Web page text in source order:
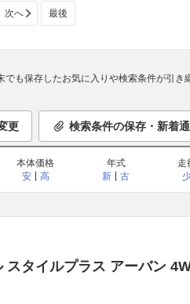
次へ 最後
も保存したお気に入りや検索条件が引き
更 検索条件の保存・新着
本体価格
安
高
年式
新
古
走
スタイルプラス アーバン